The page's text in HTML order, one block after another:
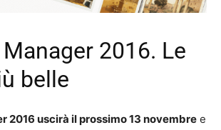
2016. Le
belle
2016 uscirà il prossimo 13 novembre e